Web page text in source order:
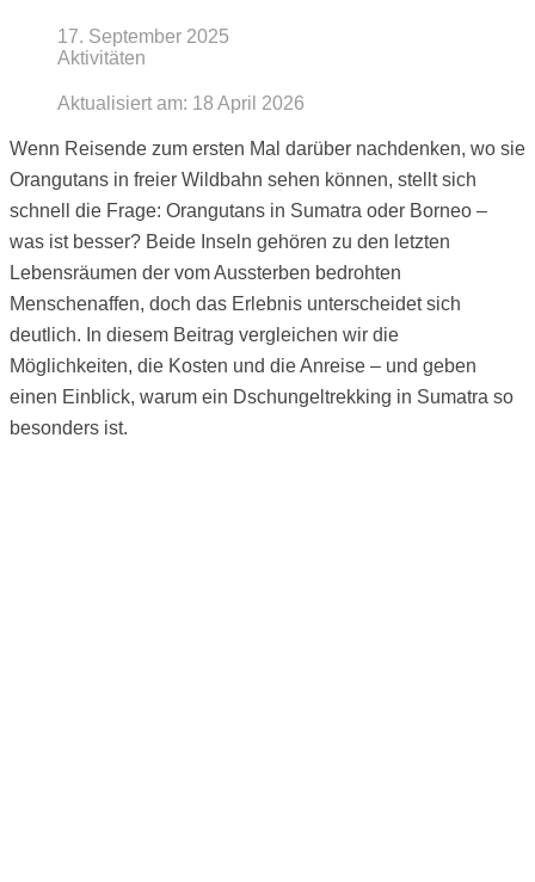
17. September 2025
Aktivitäten
Aktualisiert am: 18 April 2026
Wenn Reisende zum ersten Mal darüber nachdenken, wo sie
Orangutans in freier Wildbahn sehen können, stellt sich
schnell die Frage: Orangutans in Sumatra oder Borneo –
was ist besser? Beide Inseln gehören zu den letzten
Lebensräumen der vom Aussterben bedrohten
Menschenaffen, doch das Erlebnis unterscheidet sich
deutlich. In diesem Beitrag vergleichen wir die
Möglichkeiten, die Kosten und die Anreise – und geben
einen Einblick, warum ein Dschungeltrekking in Sumatra so
besonders ist.